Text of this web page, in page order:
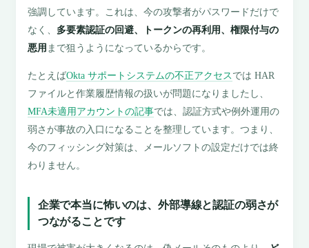
強調しています。これは、今の攻撃者がパスワードだけで
なく、 多要素認証の回避、トークンの再利用、権限付与の
悪用 まで狙うようになっているからです。
たとえばOkta サポートシステムの不正アクセス では HAR
ファイルと作業履歴情報の扱いが問題になりましたし、
MFA未適用アカウントの記事では、認証方式や例外運用の
弱さが事故の入口になることを整理しています。つまり、
今のフィッシング対策は、メールソフトの設定だけでは終
わりません。
企業で本当に怖いのは、外部導線と認証の弱さが
つながることです